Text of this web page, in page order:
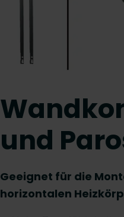
und
Geeignet für die
horizontalen